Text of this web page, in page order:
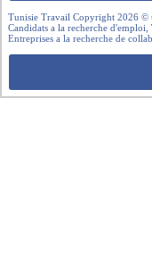
Tunisie Travail Copyright 2026 ©
Candidats a la recherche d'emploi,
Entreprises a la recherche de